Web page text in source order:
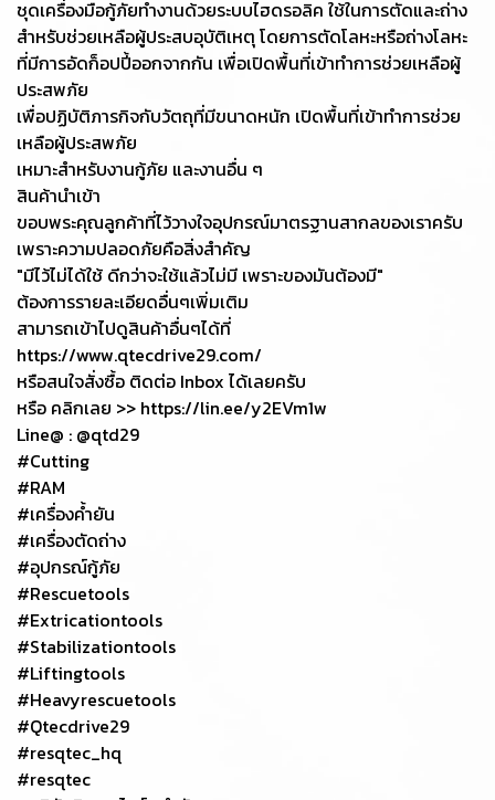
ชุดเครื่องมือกู้ภัยทำงานด้วยระบบไฮดรอลิค ใช้ในการตัดและถ่าง
สำหรับช่วยเหลือผู้ประสบอุบัติเหตุ โดยการตัดโลหะหรือถ่างโลหะ
ที่มีการอัดก็อปปี้ออกจากกัน เพื่อเปิดพื้นที่เข้าทำการช่วยเหลือผู้
ประสพภัย
เพื่อปฏิบัติภารกิจกับวัตถุที่มีขนาดหนัก เปิดพื้นที่เข้าทำการช่วย
เหลือผู้ประสพภัย
เหมาะสำหรับงานกู้ภัย และงานอื่น ๆ
สินค้านำเข้า
ขอบพระคุณลูกค้าที่ไว้วางใจอุปกรณ์มาตรฐานสากลของเราครับ
เพราะความปลอดภัยคือสิ่งสำคัญ
"มีไว้ไม่ได้ใช้ ดีกว่าจะใช้แล้วไม่มี เพราะของมันต้องมี"
ต้องการรายละเอียดอื่นๆเพิ่มเติม
สามารถเข้าไปดูสินค้าอื่นๆได้ที่
https://www.qtecdrive29.com/
หรือสนใจสั่งซื้อ ติดต่อ Inbox ได้เลยครับ
หรือ คลิกเลย >> https://lin.ee/y2EVm1w
Line@ : @qtd29
#Cutting
#RAM
#เครื่องค้ำยัน
#เครื่องตัดถ่าง
#อุปกรณ์กู้ภัย
#Rescuetools
#Extricationtools
#Stabilizationtools
#Liftingtools
#Heavyrescuetools
#Qtecdrive29
#resqtec_hq
#resqtec